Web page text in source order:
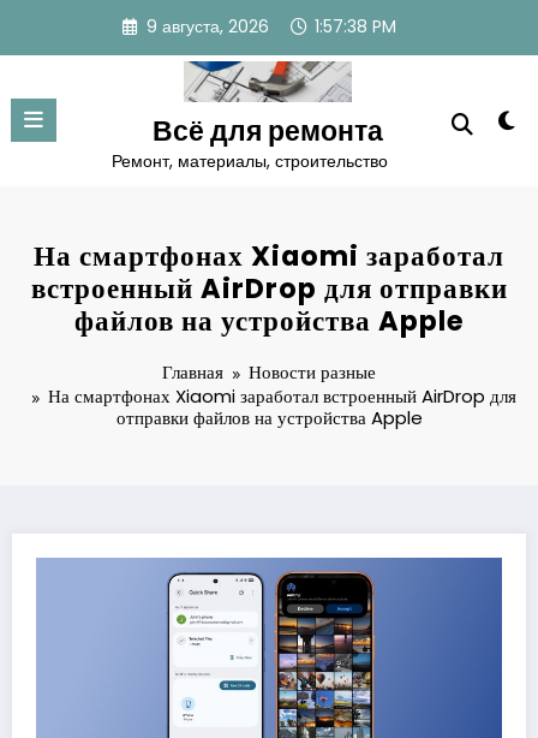
содержимому
9 августа, 2026 1:57:39 PM
Всё для ремонта
Ремонт, материалы, строительство
На смартфонах Xiaomi заработал
встроенный AirDrop для отправки
файлов на устройства Apple
Главная
Новости разные
На смартфонах Xiaomi заработал встроенный AirDrop для
отправки файлов на устройства Apple